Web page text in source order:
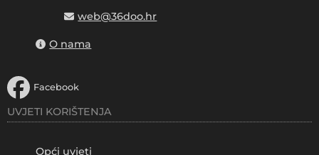
web@36doo.hr
O nama
Facebook
UVJETI KORIŠTENJA
Opći uvjeti